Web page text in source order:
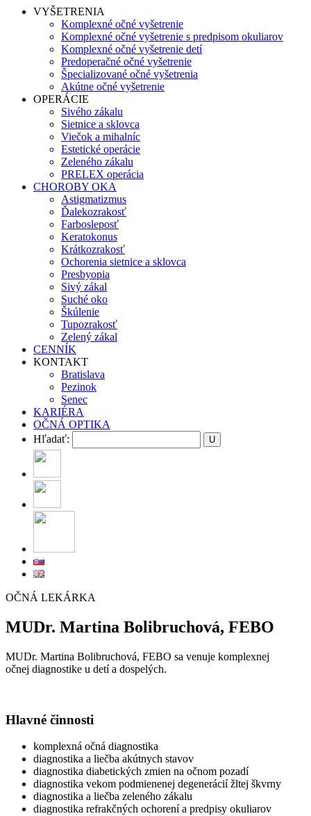
VYŠETRENIA
Komplexné očné vyšetrenie
Komplexné očné vyšetrenie s predpisom okuliarov
Komplexné očné vyšetrenie detí
Predoperačné očné vyšetrenie
Špecializované očné vyšetrenia
Akútne očné vyšetrenie
OPERÁCIE
Sivého zákalu
Sietnice a sklovca
Viečok a mihalníc
Estetické operácie
Zeleného zákalu
PRELEX operácia
CHOROBY OKA
Astigmatizmus
Ďalekozrakosť
Farbosleposť
Keratokonus
Krátkozrakosť
Ochorenia sietnice a sklovca
Presbyopia
Sivý zákal
Suché oko
Škúlenie
Tupozrakosť
Zelený zákal
CENNÍK
KONTAKT
Bratislava
Pezinok
Senec
KARIÉRA
OČNÁ OPTIKA
Hľadať:
OČNÁ LEKÁRKA
MUDr. Martina Bolibruchová, FEBO
MUDr. Martina Bolibruchová, FEBO sa venuje komplexnej
očnej diagnostike u detí a dospelých.
Hlavné činnosti
komplexná očná diagnostika
diagnostika a liečba akútnych stavov
diagnostika diabetických zmien na očnom pozadí
diagnostika vekom podmienenej degenerácií žltej škvrny
diagnostika a liečba zeleného zákalu
diagnostika refrakčných ochorení a predpisy okuliarov